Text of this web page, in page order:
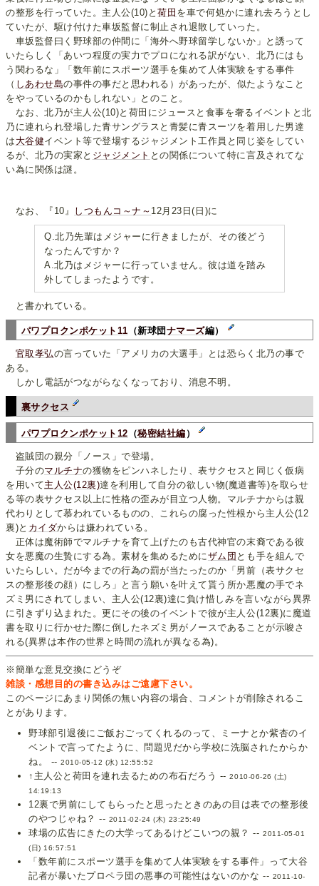
の整形を行っていた。主人公(10)と荷田 を車で何処かに連れ去ろうとし
ていたが、駆け付けた車坂監督に制止され退散していった。
車坂監督曰く野球部の仲間に「海外へ野球留学しないか」と誘って
いたらしく「あいつ程度の実力でプロになれる訳がない、北乃にはも
う関わるな」「数年前にスポーツ選手を集めて人体実験をする事件
（ しあわせ島の事件の事だと思われる）があったが、似たようなこと
をやっているのかもしれない」とのこと。
なお、北乃が主人公(10)と荷田にジュースと食事を奢るイベントと北
乃に連れられ登場した青サングラスと青髪に青スーツを着用した男達
は 大谷健イベント等で登場するジャジメント工作員と同じ姿をしてい
るが、北乃の実家と ジャジメント との関係について特に言及されてな
い為に関係は謎。
なお、『10』 しつもんコ～ナ～ 12月23日(日)に
Q.北乃先輩はメジャーに行きましたが、その後どう
なったんですか？
A.北乃はメジャーに行っていません。彼は道を踏み
外してしまったようです。
と書かれている。
パワプロクンポケット11 （新球団 ナマーズ編）
官取孝弘の言っていた「アメリカの大選手」とは恐らく北乃の事で
ある。
しかし電話がつながらなくなっており、消息不明。
裏サクセス
パワプロクンポケット12 （秘密結社編 ）
盗賊団の親分「ノース」で登場。
子分のマルチナの獲物をピンハネしたり、表サクセスと同じく仮病
を用いて主人公(12裏)達を利用して自分の欲しい物(魔道書等)を取らせ
る等の表サクセス以上に性格の歪みが目立つ人物。マルチナからは親
代わりとして慕われているものの、これらの腐った性根から主人公(12
裏)と カイダからは嫌われている。
正体は魔術師でマルチナを育て上げたのも古代神官の末裔である彼
女を悪魔の生贄にする為。素材を集めるために ザム団 とも手を組んで
いたらしい。だが今までの行為の罰が当たったのか「男前（表サクセ
スの整形後の顔）にしろ」と言う願いを叶えて貰う所か悪魔の手でネ
ズミ男にされてしまい、主人公(12裏)達に負け惜しみを言いながら異界
に引きずり込まれた。更にその後のイベントで彼が主人公(12裏)に魔道
書を取りに行かせた際に倒したネズミ男がノースであることが示唆さ
れる(異界は本作の世界と時間の流れが異なる為)。
※簡単な意見交換にどうぞ
雑談・感想目的の書き込みはご遠慮下さい。
このページにあまり関係の無い内容の場合、コメントが削除されるこ
とがあります。
野球部引退後にご飯おごってくれるのって、ミーナとか紫杏のイ
ベントで言ってたように、問題児だから学校に洗脳されたからか
ね。 --2010-05-12 (水) 12:55:52
↑主人公と荷田を連れ去るための布石だろう --2010-06-26 (土)
14:19:13
12裏で男前にしてもらったと思ったときのあの目は表での整形後
のやつじゃね？ -- 2011-02-24 (木) 23:25:49
球場の広告にきたの大学ってあるけどこいつの親？ --2011-05-01
(日) 16:57:51
「数年前にスポーツ選手を集めて人体実験をする事件」って大谷
記者が暴いたプロペラ団の悪事の可能性はないのかな -- 2011-10-